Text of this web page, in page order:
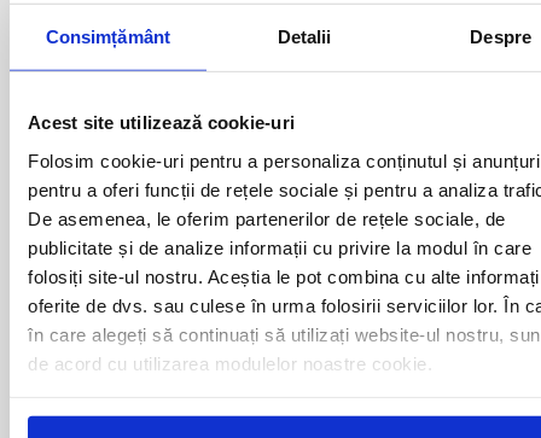
Consimțământ Detalii Despre
Acest site utilizează cookie-uri
Folosim cookie-uri pentru a personaliza conținutul și
pentru a oferi funcții de rețele sociale și pentru a analiza
De asemenea, le oferim partenerilor de rețele sociale, de
publicitate și de analize informații cu privire la modul în care
folosiți site-ul nostru. Aceștia le pot combina cu alte
oferite de dvs. sau culese în urma folosirii serviciilor lor. În
în care alegeți să continuați să utilizați website-ul nostru,
de acord cu utilizarea modulelor noastre cookie.
GENOVA
GONARS
NOVARA
TORTONA
TRIESTE
VERONA
Curse din Romania catre ITALIA:
ACAS
ADJUD
AIUD
ALBA IULIA
ALEXANDRIA
LUGOJ
MAGLAVIT
MEDGIDIA
MEDIAS
MOINESTI